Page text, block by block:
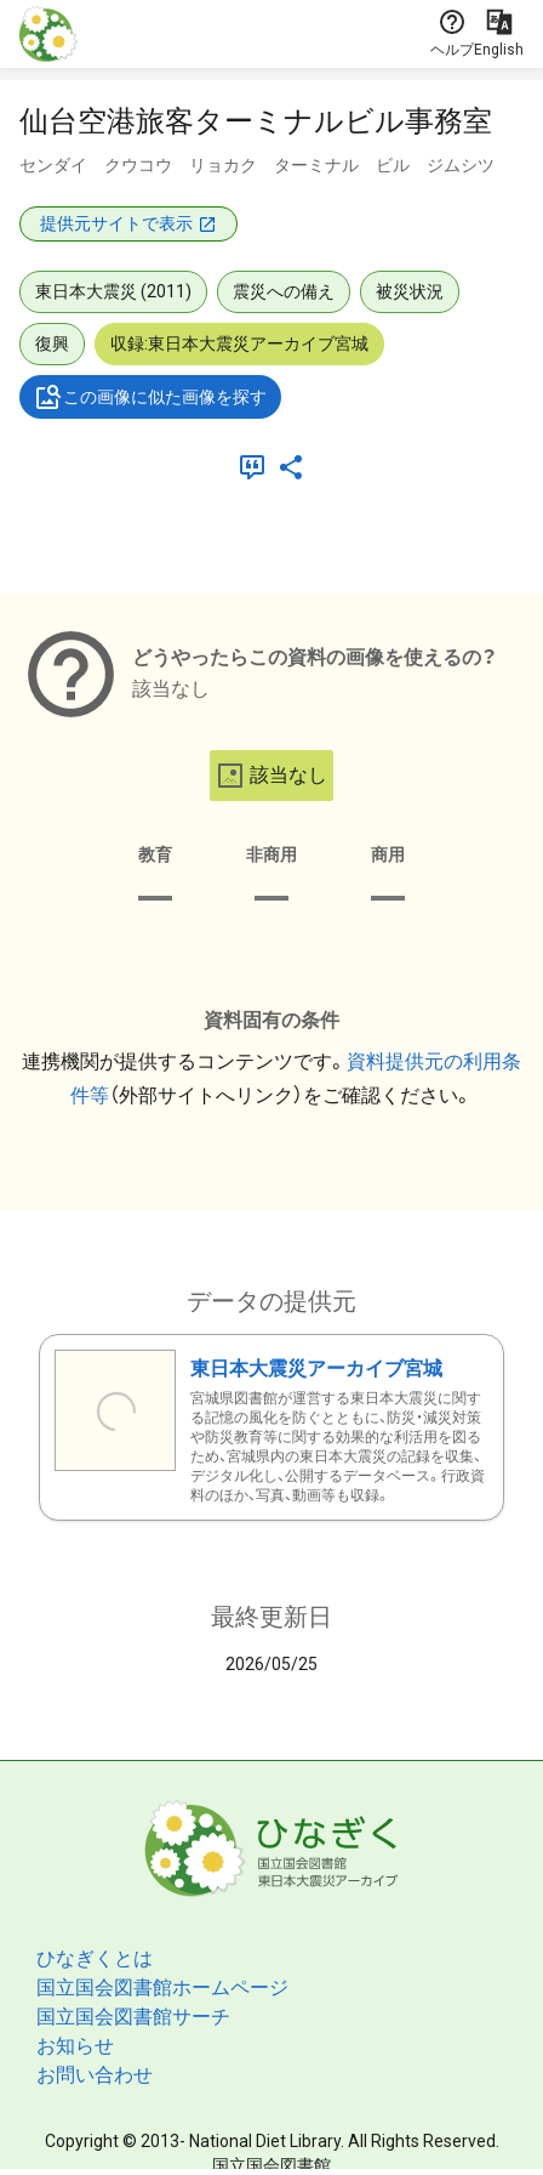
本文に飛ぶ
ヘルプEnglish
仙台空港旅客ターミナルビル事務室
センダイ クウコウ リョカク ターミナル ビル ジムシツ
提供元サイトで表示
東日本大震災 (2011) 震災への備え 被災状況
復興 収録:東日本大震災アーカイブ宮城
この画像に似た画像を探す
どうやったらこの資料の画像を使えるの？
該当なし
該当なし
教育 非商用 商用
資料固有の条件
連携機関が提供するコンテンツです。 資料提供元の利用条
件等（外部サイトへリンク）をご確認ください。
データの提供元
東日本大震災アーカイブ宮城
宮城県図書館が運営する東日本大震災に関す
る記憶の風化を防ぐとともに、防災・減災対策
や防災教育等に関する効果的な利活用を図る
ため、宮城県内の東日本大震災の記録を収集、
デジタル化し、公開するデータベース。行政資
料のほか、写真、動画等も収録。
最終更新日
2026/05/25
ひなぎくとは
国立国会図書館ホームページ
国立国会図書館サーチ
お知らせ
お問い合わせ
Copyright © 2013- National Diet Library. All Rights Reserved.